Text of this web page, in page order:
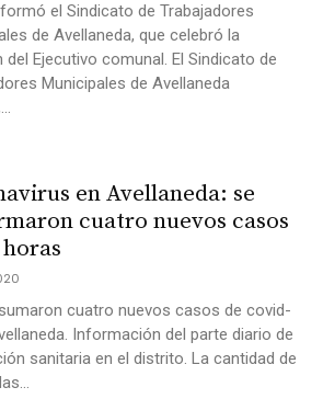
el Sindicato de Trabajadores
de Avellaneda, que celebró la
del Ejecutivo comunal. El Sindicato de
Municipales de Avellaneda
en Avellaneda: se
cuatro nuevos casos
cuatro nuevos casos de covid-
Información del parte diario de
sanitaria en el distrito. La cantidad de